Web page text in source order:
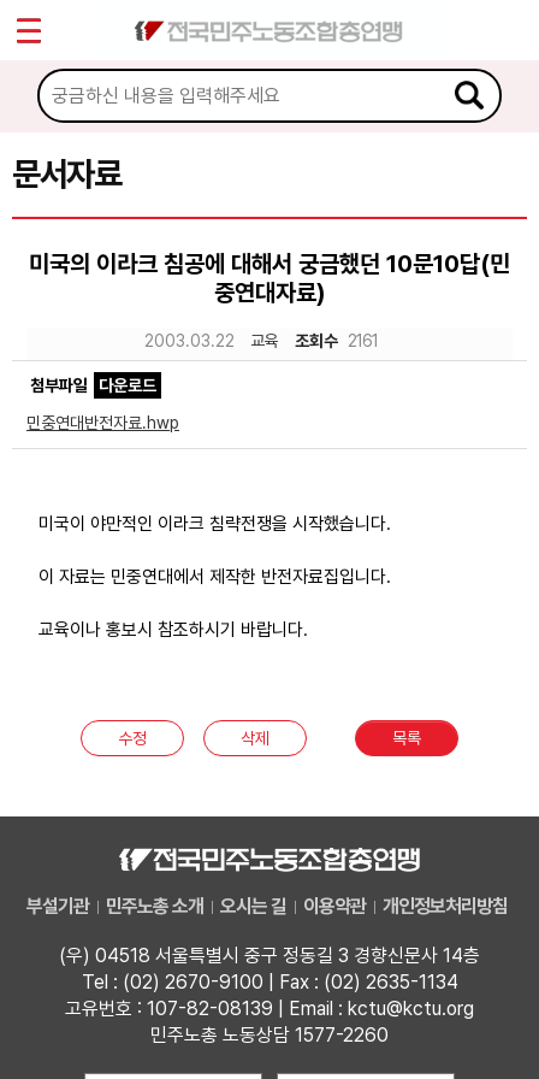
문서자료
미국의 이라크 침공에 대해서 궁금했던 10문10답(민
중연대자료)
2003.03.22 교육 조회수 2161
첨부파일
다운로드
민중연대반전자료.hwp
미국이 야만적인 이라크 침략전쟁을 시작했습니다.
이 자료는 민중연대에서 제작한 반전자료집입니다.
교육이나 홍보시 참조하시기 바랍니다.
수정 삭제 목록
부설기관 민주노총 소개 오시는 길 이용약관 개인정보처리방침
(우) 04518 서울특별시 중구 정동길 3 경향신문사 14층
Tel : (02) 2670-9100 | Fax : (02) 2635-1134
고유번호 : 107-82-08139 | Email : kctu@kctu.org
민주노총 노동상담 1577-2260
마이페이지
소개
소식
문서자료
이미지자료
부설기관
업무
Sketchbook5, 스케치북5
Sketchbook5, 스케치북5